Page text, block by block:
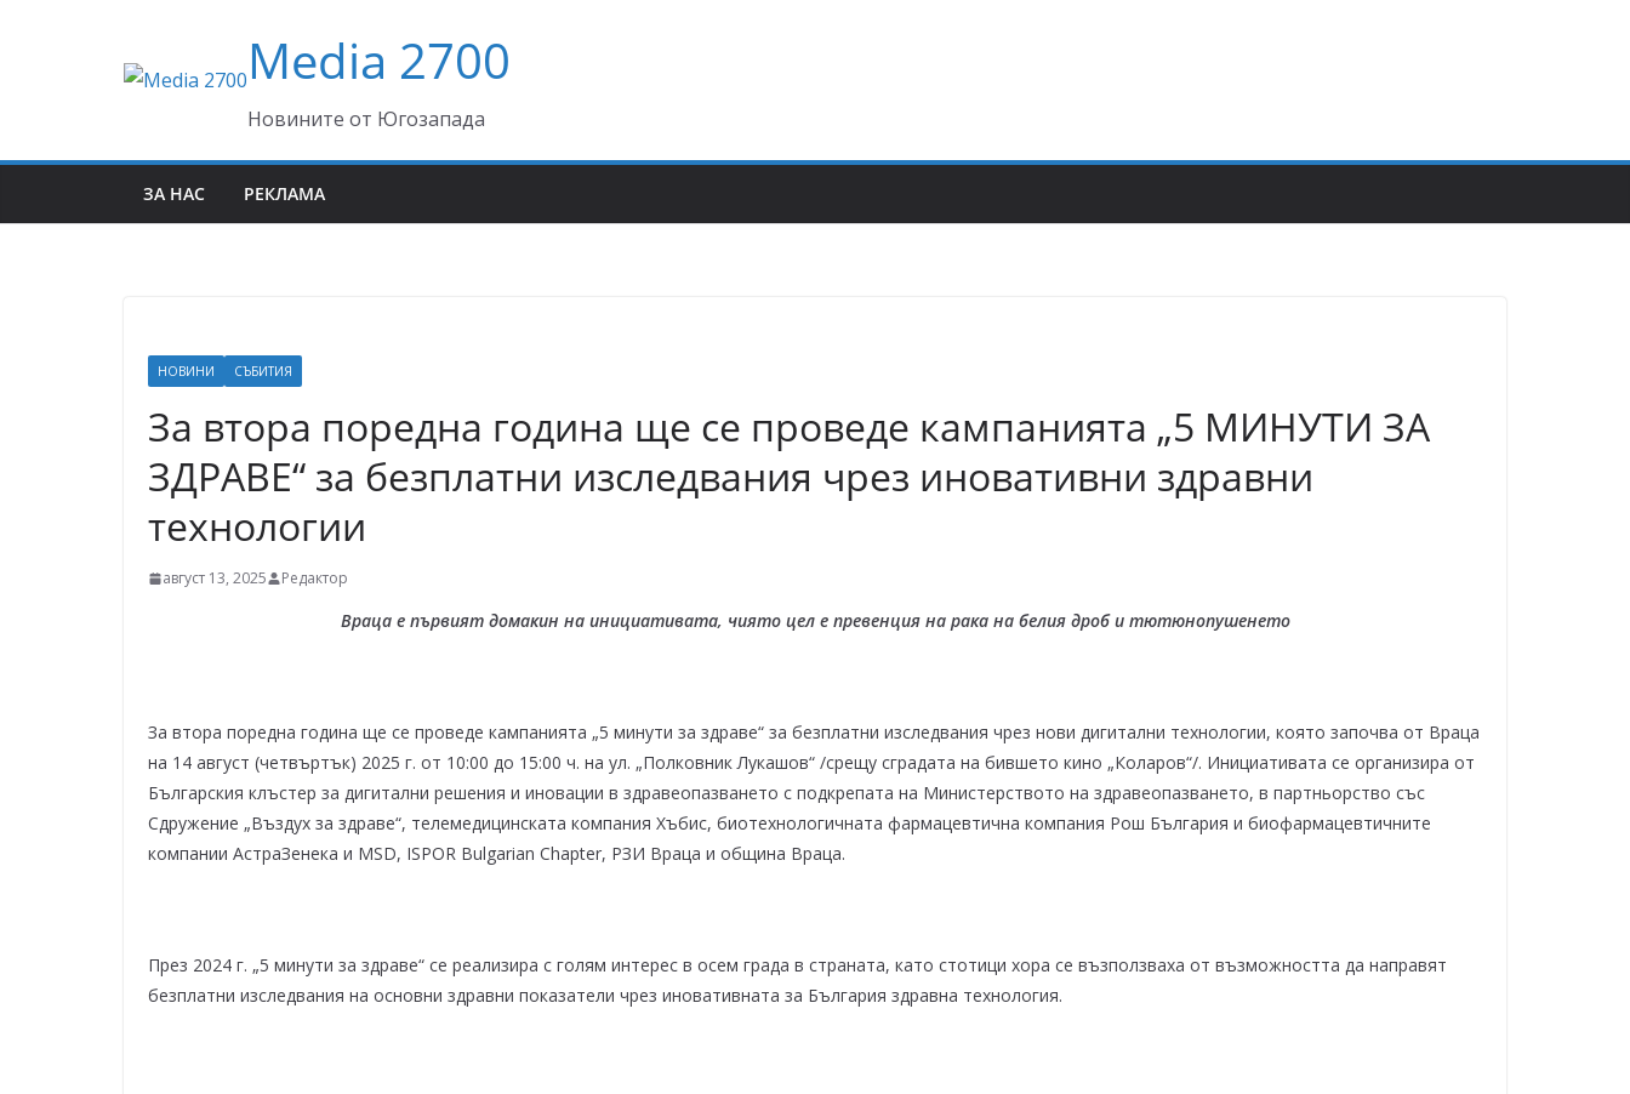
Media 2700
Новините от Югозапада
ЗА НАС РЕКЛАМА
НОВИНИ СЪБИТИЯ
За втора поредна година ще се проведе кампанията „5 МИНУТИ ЗА
ЗДРАВЕ“ за безплатни изследвания чрез иновативни здравни
технологии
август 13, 2025 Редактор
Враца е първият домакин на инициативата, чиято цел е превенция на рака на белия дроб и тютюнопушенето
За втора поредна година ще се проведе кампанията „5 минути за здраве“ за безплатни изследвания чрез нови дигитални технологии, която започва от Враца
на 14 август (четвъртък) 2025 г. от 10:00 до 15:00 ч. на ул. „Полковник Лукашов“ /срещу сградата на бившето кино „Коларов“/. Инициативата се организира от
Българския клъстер за дигитални решения и иновации в здравеопазването с подкрепата на Министерството на здравеопазването, в партньорство със
Сдружение „Въздух за здраве“, телемедицинската компания Хъбис, биотехнологичната фармацевтична компания Рош България и биофармацевтичните
компании АстраЗенека и MSD, ISPOR Bulgarian Chapter, РЗИ Враца и община Враца.
През 2024 г. „5 минути за здраве“ се реализира с голям интерес в осем града в страната, като стотици хора се възползваха от възможността да направят
безплатни изследвания на основни здравни показатели чрез иновативната за България здравна технология.